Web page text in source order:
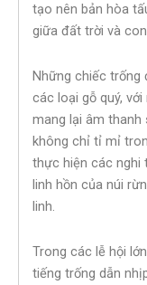
tạo nên bản hòa
giữa đất trời và
Những chiếc trống
các loại gỗ quý,
mang lại âm thanh
không chỉ tỉ mỉ
thực hiện các nghi
linh hồn của núi
linh.
Trong các lễ hội
tiếng trống dẫn